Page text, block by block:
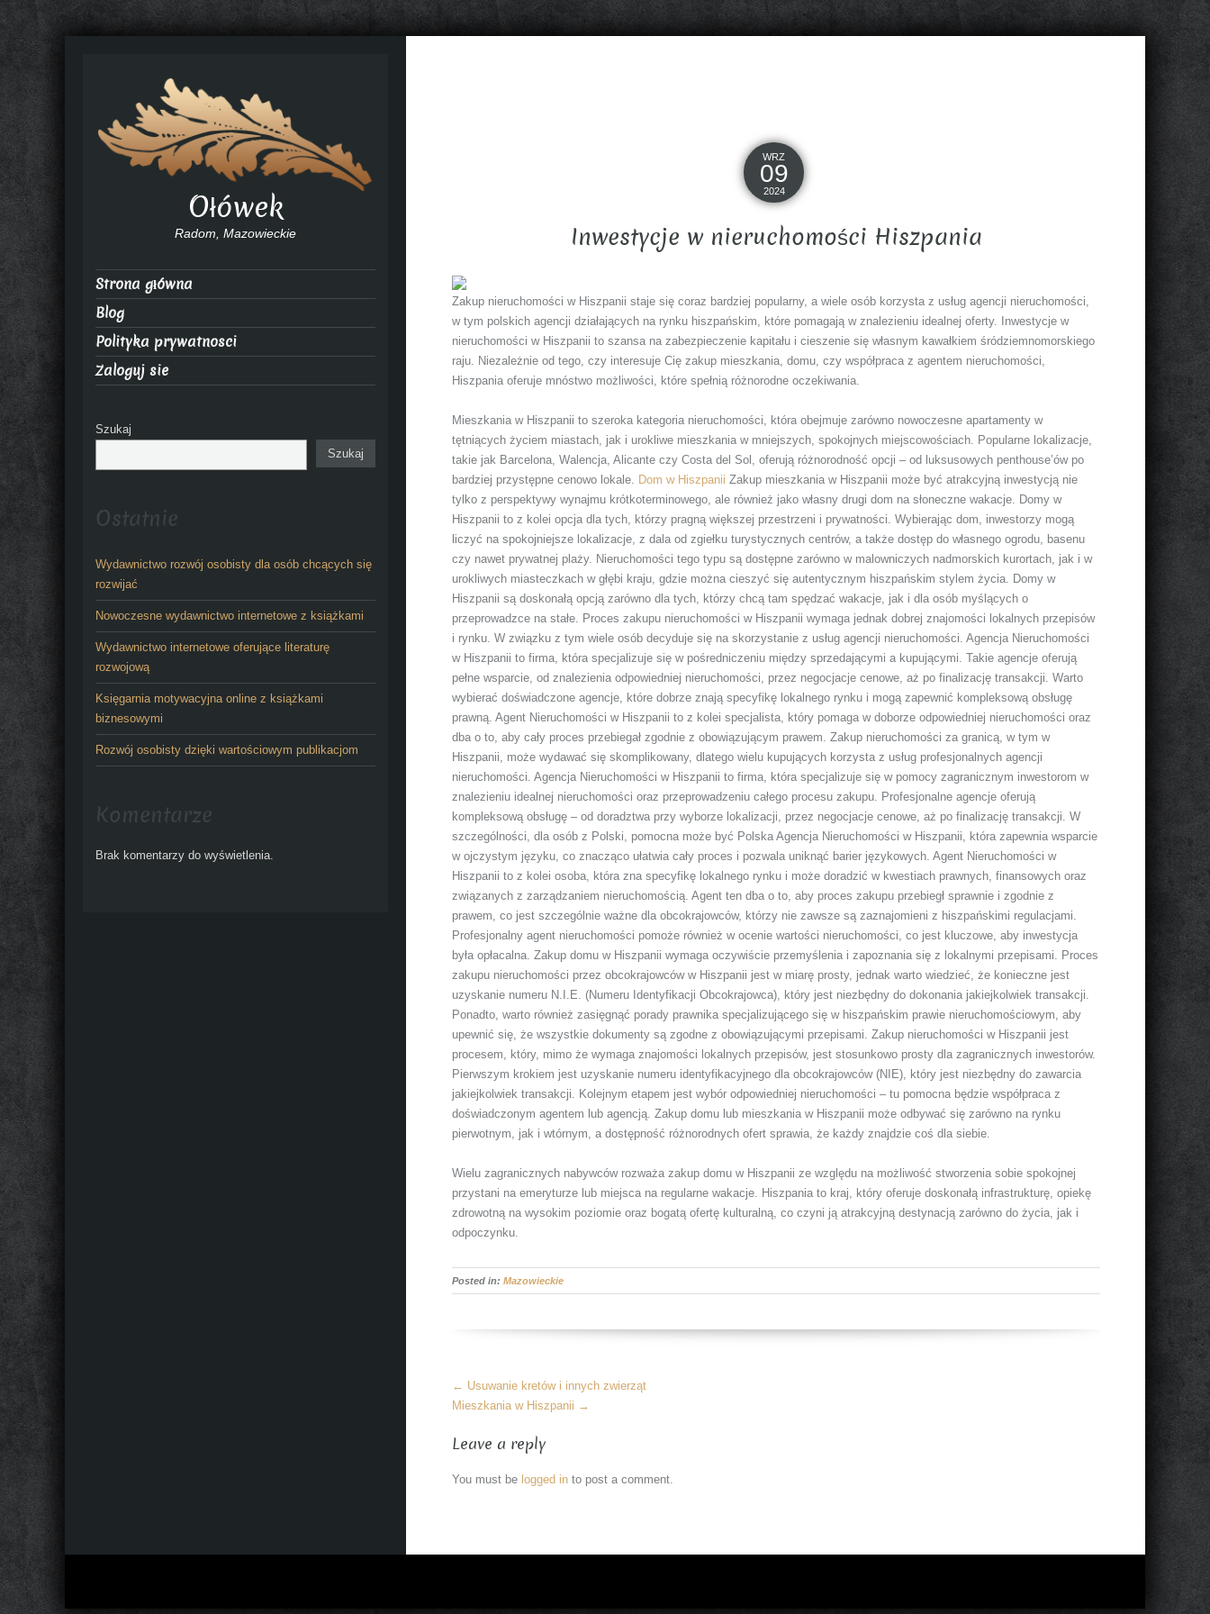
WRZ
09
2024
Inwestycje w nieruchomości Hiszpania
Zakup nieruchomości w Hiszpanii staje się coraz bardziej popularny, a wiele osób korzysta z usług agencji nieruchomości,
w tym polskich agencji działających na rynku hiszpańskim, które pomagają w znalezieniu idealnej oferty. Inwestycje w
nieruchomości w Hiszpanii to szansa na zabezpieczenie kapitału i cieszenie się własnym kawałkiem śródziemnomorskiego
raju. Niezależnie od tego, czy interesuje Cię zakup mieszkania, domu, czy współpraca z agentem nieruchomości,
Hiszpania oferuje mnóstwo możliwości, które spełnią różnorodne oczekiwania.
Mieszkania w Hiszpanii to szeroka kategoria nieruchomości, która obejmuje zarówno nowoczesne apartamenty w
tętniących życiem miastach, jak i urokliwe mieszkania w mniejszych, spokojnych miejscowościach. Popularne lokalizacje,
takie jak Barcelona, Walencja, Alicante czy Costa del Sol, oferują różnorodność opcji – od luksusowych penthouse’ów po
bardziej przystępne cenowo lokale. Dom w Hiszpanii Zakup mieszkania w Hiszpanii może być atrakcyjną inwestycją nie
tylko z perspektywy wynajmu krótkoterminowego, ale również jako własny drugi dom na słoneczne wakacje. Domy w
Hiszpanii to z kolei opcja dla tych, którzy pragną większej przestrzeni i prywatności. Wybierając dom, inwestorzy mogą
liczyć na spokojniejsze lokalizacje, z dala od zgiełku turystycznych centrów, a także dostęp do własnego ogrodu, basenu
czy nawet prywatnej plaży. Nieruchomości tego typu są dostępne zarówno w malowniczych nadmorskich kurortach, jak i w
urokliwych miasteczkach w głębi kraju, gdzie można cieszyć się autentycznym hiszpańskim stylem życia. Domy w
Hiszpanii są doskonałą opcją zarówno dla tych, którzy chcą tam spędzać wakacje, jak i dla osób myślących o
przeprowadzce na stałe. Proces zakupu nieruchomości w Hiszpanii wymaga jednak dobrej znajomości lokalnych przepisów
i rynku. W związku z tym wiele osób decyduje się na skorzystanie z usług agencji nieruchomości. Agencja Nieruchomości
w Hiszpanii to firma, która specjalizuje się w pośredniczeniu między sprzedającymi a kupującymi. Takie agencje oferują
pełne wsparcie, od znalezienia odpowiedniej nieruchomości, przez negocjacje cenowe, aż po finalizację transakcji. Warto
wybierać doświadczone agencje, które dobrze znają specyfikę lokalnego rynku i mogą zapewnić kompleksową obsługę
prawną. Agent Nieruchomości w Hiszpanii to z kolei specjalista, który pomaga w doborze odpowiedniej nieruchomości oraz
dba o to, aby cały proces przebiegał zgodnie z obowiązującym prawem. Zakup nieruchomości za granicą, w tym w
Hiszpanii, może wydawać się skomplikowany, dlatego wielu kupujących korzysta z usług profesjonalnych agencji
nieruchomości. Agencja Nieruchomości w Hiszpanii to firma, która specjalizuje się w pomocy zagranicznym inwestorom w
znalezieniu idealnej nieruchomości oraz przeprowadzeniu całego procesu zakupu. Profesjonalne agencje oferują
kompleksową obsługę – od doradztwa przy wyborze lokalizacji, przez negocjacje cenowe, aż po finalizację transakcji. W
szczególności, dla osób z Polski, pomocna może być Polska Agencja Nieruchomości w Hiszpanii, która zapewnia wsparcie
w ojczystym języku, co znacząco ułatwia cały proces i pozwala uniknąć barier językowych. Agent Nieruchomości w
Hiszpanii to z kolei osoba, która zna specyfikę lokalnego rynku i może doradzić w kwestiach prawnych, finansowych oraz
związanych z zarządzaniem nieruchomością. Agent ten dba o to, aby proces zakupu przebiegł sprawnie i zgodnie z
prawem, co jest szczególnie ważne dla obcokrajowców, którzy nie zawsze są zaznajomieni z hiszpańskimi regulacjami.
Profesjonalny agent nieruchomości pomoże również w ocenie wartości nieruchomości, co jest kluczowe, aby inwestycja
była opłacalna. Zakup domu w Hiszpanii wymaga oczywiście przemyślenia i zapoznania się z lokalnymi przepisami. Proces
zakupu nieruchomości przez obcokrajowców w Hiszpanii jest w miarę prosty, jednak warto wiedzieć, że konieczne jest
uzyskanie numeru N.I.E. (Numeru Identyfikacji Obcokrajowca), który jest niezbędny do dokonania jakiejkolwiek transakcji.
Ponadto, warto również zasięgnąć porady prawnika specjalizującego się w hiszpańskim prawie nieruchomościowym, aby
upewnić się, że wszystkie dokumenty są zgodne z obowiązującymi przepisami. Zakup nieruchomości w Hiszpanii jest
procesem, który, mimo że wymaga znajomości lokalnych przepisów, jest stosunkowo prosty dla zagranicznych inwestorów.
Pierwszym krokiem jest uzyskanie numeru identyfikacyjnego dla obcokrajowców (NIE), który jest niezbędny do zawarcia
jakiejkolwiek transakcji. Kolejnym etapem jest wybór odpowiedniej nieruchomości – tu pomocna będzie współpraca z
doświadczonym agentem lub agencją. Zakup domu lub mieszkania w Hiszpanii może odbywać się zarówno na rynku
pierwotnym, jak i wtórnym, a dostępność różnorodnych ofert sprawia, że każdy znajdzie coś dla siebie.
Wielu zagranicznych nabywców rozważa zakup domu w Hiszpanii ze względu na możliwość stworzenia sobie spokojnej
przystani na emeryturze lub miejsca na regularne wakacje. Hiszpania to kraj, który oferuje doskonałą infrastrukturę, opiekę
zdrowotną na wysokim poziomie oraz bogatą ofertę kulturalną, co czyni ją atrakcyjną destynacją zarówno do życia, jak i
odpoczynku.
Posted in:Mazowieckie
More
Articles
← Usuwanie kretów i innych zwierząt
Mieszkania w Hiszpanii →
Leave a reply
You must be logged in to post a comment.
Ołówek
Radom, Mazowieckie
Strona główna
Blog
Polityka prywatnosci
Zaloguj sie
Szukaj
Szukaj
Ostatnie
Wydawnictwo rozwój osobisty dla osób chcących się
rozwijać
Nowoczesne wydawnictwo internetowe z książkami
Wydawnictwo internetowe oferujące literaturę
rozwojową
Księgarnia motywacyjna online z książkami
biznesowymi
Rozwój osobisty dzięki wartościowym publikacjom
Komentarze
Brak komentarzy do wyświetlenia.